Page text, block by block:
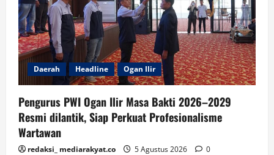
Daerah Headline Ogan Ilir
Pengurus PWI Ogan Ilir Masa Bakti 2026–2029
Resmi dilantik, Siap Perkuat Profesionalisme
Wartawan
redaksi_ mediarakyat.co 5 Agustus 2026 0